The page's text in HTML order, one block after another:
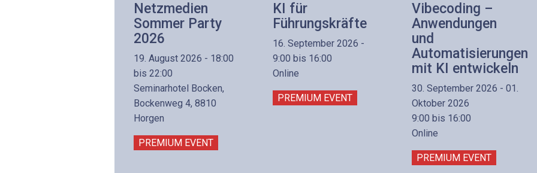
Netzmedien
Sommer Party
2026
19. August 2026 - 18:00
bis 22:00
Seminarhotel Bocken,
Bockenweg 4, 8810
Horgen
PREMIUM EVENT
KI für
Führungskräfte
16. September 2026 -
9:00 bis 16:00
Online
PREMIUM EVENT
Vibecoding –
Anwendungen
und
Automatisierungen
mit KI entwickeln
30. September 2026 - 01.
Oktober 2026
9:00 bis 16:00
Online
PREMIUM EVENT